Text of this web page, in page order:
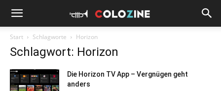
Start Schlagworte Horizon
Schlagwort: Horizon
Die Horizon TV App – Vergnügen geht
anders